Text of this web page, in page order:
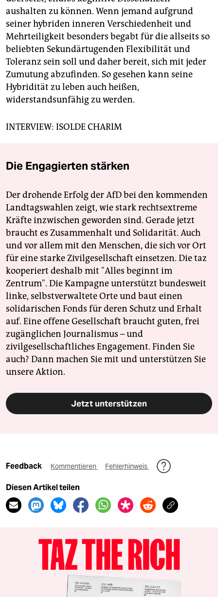
aushalten zu können. Wenn jemand aufgrund
seiner hybriden inneren Verschiedenheit und
Mehrteiligkeit besonders begabt für die allseits so
beliebten Sekundärtugenden Flexibilität und
Toleranz sein soll und daher bereit, sich mit jeder
Zumutung abzufinden. So gesehen kann seine
Hybridität zu leben auch heißen,
widerstandsunfähig zu werden.
INTERVIEW: ISOLDE CHARIM
Die Engagierten stärken
Der drohende Erfolg der AfD bei den kommenden
Landtagswahlen zeigt, wie stark rechtsextreme
Kräfte inzwischen geworden sind. Gerade jetzt
braucht es Zusammenhalt und Solidarität. Auch
und vor allem mit den Menschen, die sich vor Ort
für eine starke Zivilgesellschaft einsetzen. Die taz
kooperiert deshalb mit "Alles beginnt im
Zentrum". Die Kampagne unterstützt bundesweit
linke, selbstverwaltete Orte und baut einen
solidarischen Fonds für deren Schutz und Erhalt
auf. Eine offene Gesellschaft braucht guten, frei
zugänglichen Journalismus – und
zivilgesellschaftliches Engagement. Finden Sie
auch? Dann machen Sie mit und unterstützen Sie
unsere Aktion.
Jetzt unterstützen
Feedback Kommentieren Fehlerhinweis
Diesen Artikel teilen